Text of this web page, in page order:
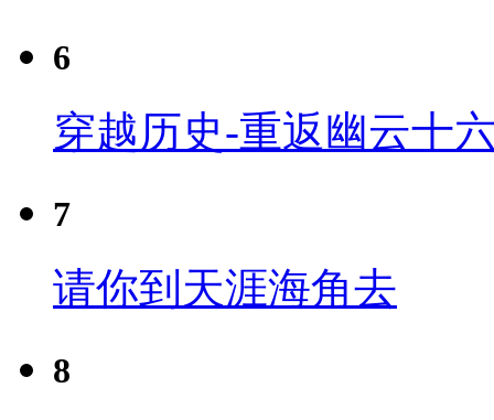
6
穿越历史-重返幽云十
7
请你到天涯海角去
8